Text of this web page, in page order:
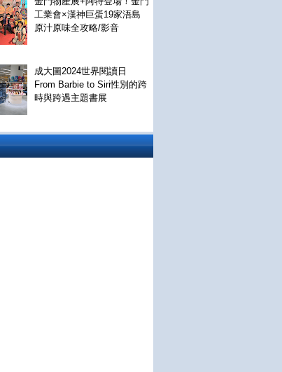
工業會×漢神巨蛋19家浯島
原汁原味全攻略/影音
成大圖2024世界閱讀日
From Barbie to Siri性別的跨
時與跨遇主題書展